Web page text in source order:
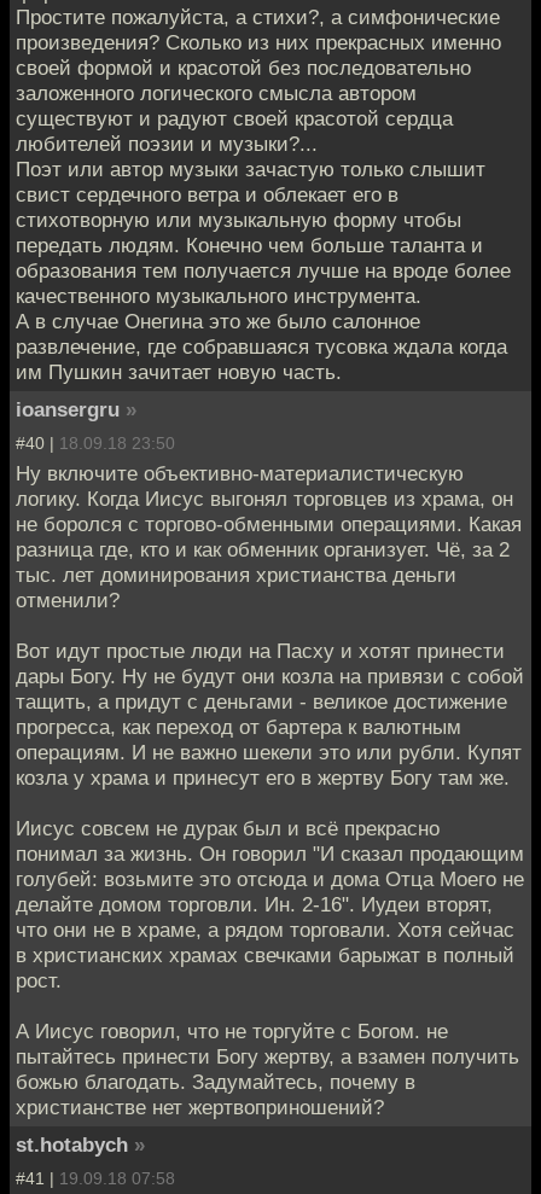
Простите пожалуйста, а стихи?, а симфонические
произведения? Сколько из них прекрасных именно
своей формой и красотой без последовательно
заложенного логического смысла автором
существуют и радуют своей красотой сердца
любителей поэзии и музыки?...
Поэт или автор музыки зачастую только слышит
свист сердечного ветра и облекает его в
стихотворную или музыкальную форму чтобы
передать людям. Конечно чем больше таланта и
образования тем получается лучше на вроде более
качественного музыкального инструмента.
А в случае Онегина это же было салонное
развлечение, где собравшаяся тусовка ждала когда
им Пушкин зачитает новую часть.
ioansergru »
#40 | 18.09.18 23:50
Ну включите объективно-материалистическую
логику. Когда Иисус выгонял торговцев из храма, он
не боролся с торгово-обменными операциями. Какая
разница где, кто и как обменник организует. Чё, за 2
тыс. лет доминирования христианства деньги
отменили?
Вот идут простые люди на Пасху и хотят принести
дары Богу. Ну не будут они козла на привязи с собой
тащить, а придут с деньгами - великое достижение
прогресса, как переход от бартера к валютным
операциям. И не важно шекели это или рубли. Купят
козла у храма и принесут его в жертву Богу там же.
Иисус совсем не дурак был и всё прекрасно
понимал за жизнь. Он говорил "И сказал продающим
голубей: возьмите это отсюда и дома Отца Моего не
делайте домом торговли. Ин. 2-16". Иудеи вторят,
что они не в храме, а рядом торговали. Хотя сейчас
в христианских храмах свечками барыжат в полный
рост.
А Иисус говорил, что не торгуйте с Богом. не
пытайтесь принести Богу жертву, а взамен получить
божью благодать. Задумайтесь, почему в
христианстве нет жертвоприношений?
st.hotabych »
#41 | 19.09.18 07:58